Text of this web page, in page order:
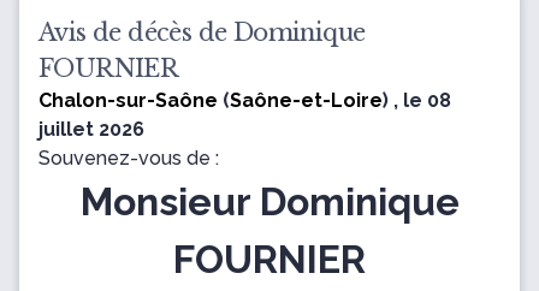
Avis de décès de Dominique
FOURNIER
Chalon-sur-Saône (Saône-et-Loire) , le 08
juillet 2026
Souvenez-vous de :
Monsieur Dominique
FOURNIER